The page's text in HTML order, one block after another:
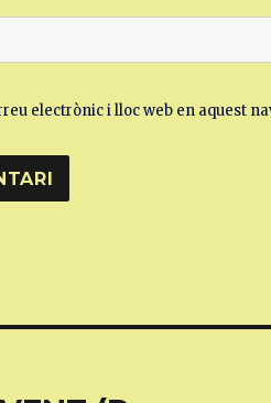
electrònic i lloc web en aquest